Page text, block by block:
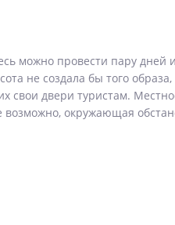
можно провести пару дней
не создала бы того
свои двери туристам.
окружающая